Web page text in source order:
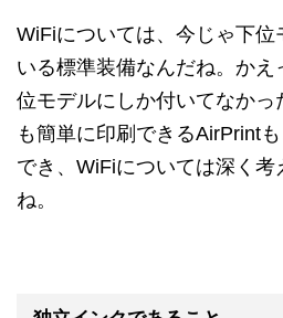
WiFiについては、今じゃ下位
いる標準装備なんだね。か
位モデルにしか付いてなかっ
も簡単に印刷できるAirPrint
でき、WiFiについては深く考
ね。